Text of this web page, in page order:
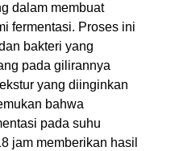
dalam membuat
fermentasi. Proses ini
bakteri yang
pada gilirannya
yang diinginkan
bahwa
pada suhu
jam memberikan hasil